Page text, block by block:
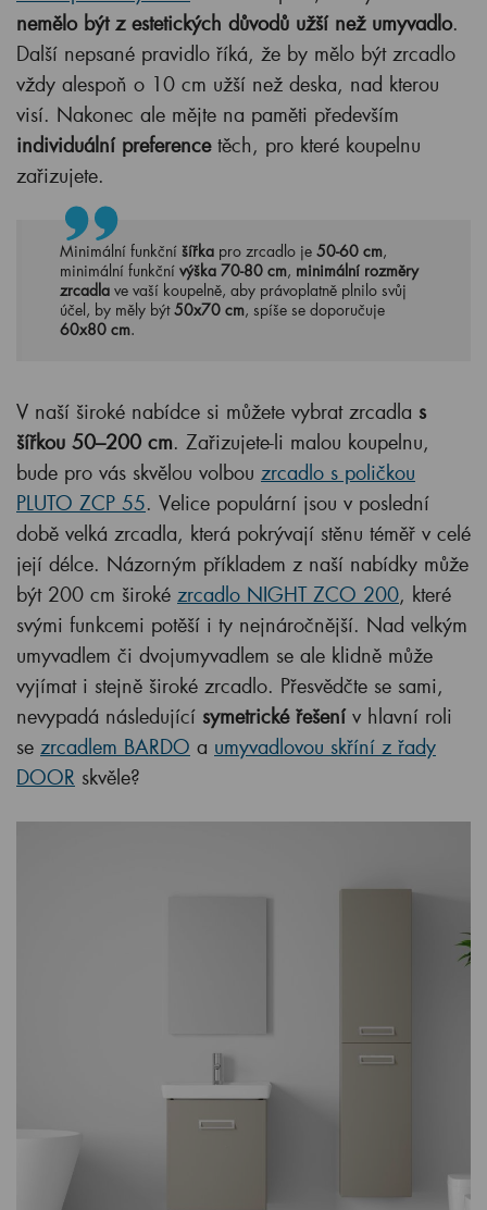
nemělo být z estetických důvodů užší než umyvadlo.
Další nepsané pravidlo říká, že by mělo být zrcadlo
vždy alespoň o 10 cm užší než deska, nad kterou
visí. Nakonec ale mějte na paměti především
individuální preferencetěch, pro které koupelnu
zařizujete.
Minimální funkční šířka pro zrcadlo je 50-60 cm,
minimální funkční výška 70-80 cm, minimální rozměry
zrcadla ve vaší koupelně, aby právoplatně plnilo svůj
účel, by měly být50x70 cm, spíše se doporučuje
60x80 cm.
V naší široké nabídce si můžete vybrat zrcadla s
šířkou 50–200 cm. Zařizujete-li malou koupelnu,
bude pro vás skvělou volbou zrcadlo s poličkou
PLUTO ZCP 55. Velice populární jsou v poslední
době velká zrcadla, která pokrývají stěnu téměř v celé
její délce. Názorným příkladem z naší nabídky může
být 200 cm široké zrcadlo NIGHT ZCO 200, které
svými funkcemi potěší i ty nejnáročnější. Nad velkým
umyvadlem či dvojumyvadlem se ale klidně může
vyjímat i stejně široké zrcadlo. Přesvědčte se sami,
nevypadá následující symetrické řešenív hlavní roli
se zrcadlem BARDO a umyvadlovou skříní z řady
DOOR skvěle?